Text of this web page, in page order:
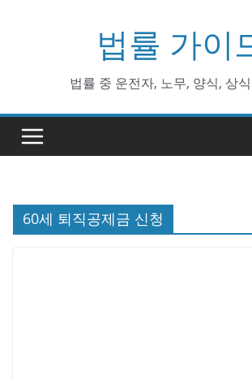
법률 가이
법률 중 운전자, 노무, 양식, 상
60세 퇴직공제금 신청